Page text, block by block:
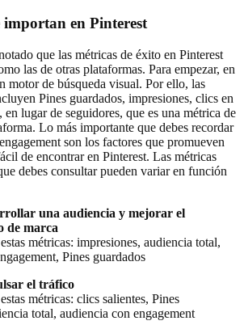
importan en Pinterest
que las métricas de éxito en Pinterest
las de otras plataformas. Para empezar, en
motor de búsqueda visual. Por ello, las
Pines guardados, impresiones, clics en
lugar de seguidores, que es una métrica de
Lo más importante que debes recordar
son los factores que promueven
de encontrar en Pinterest. Las métricas
debes consultar pueden variar en función
una audiencia y mejorar el
de marca
métricas: impresiones, audiencia total,
Pines guardados
el tráfico
métricas: clics salientes, Pines
total, audiencia con engagement